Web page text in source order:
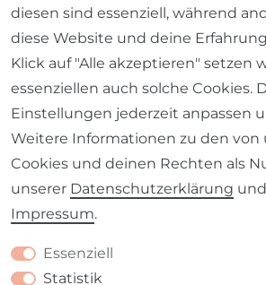
Impressum
Barrierefreiheitserklärung
diesen sind essenziell, während
diese Website und deine
Klick auf "Alle akzeptieren" setzen
essenziellen auch solche Cookies.
Einstellungen jederzeit anpassen
Weitere Informationen zu den von
Cookies und deinen Rechten als
unserer Daten­schutz­erklärung
Impressum.
Essenziell
Statistik